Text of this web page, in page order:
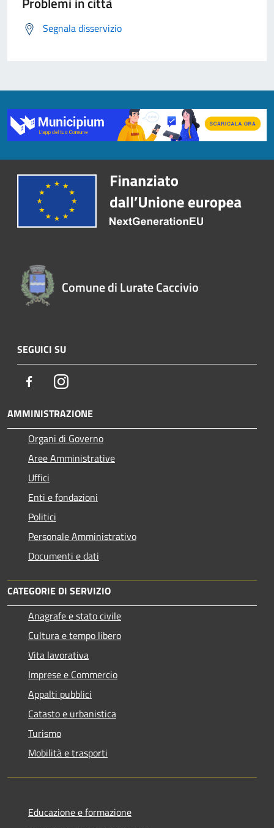
Segnala disservizio
Comune di Lurate Caccivio
SEGUICI SU
FacebookInstagram
AMMINISTRAZIONE
Organi di Governo
Aree Amministrative
Uffici
Enti e fondazioni
Politici
Personale Amministrativo
Documenti e dati
CATEGORIE DI SERVIZIO
Anagrafe e stato civile
Cultura e tempo libero
Vita lavorativa
Imprese e Commercio
Appalti pubblici
Catasto e urbanistica
Turismo
Mobilità e trasporti
Educazione e formazione